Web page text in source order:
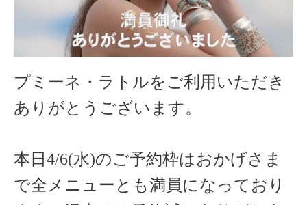
プミーネ・ラトルをご利用いただき
ありがとうございます。
本日4/6(水)のご予約枠はおかげさま
で全メニューとも満員になっており